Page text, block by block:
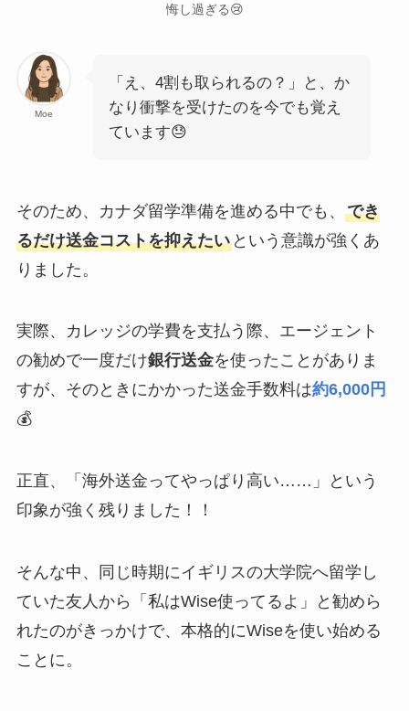
悔し過ぎる😢
Moe
「え、4割も取られるの？」と、か
なり衝撃を受けたのを今でも覚え
ています😓
そのため、カナダ留学準備を進める中でも、 でき
るだけ送金コストを抑えたいという意識が強くあ
りました。
実際、カレッジの学費を支払う際、エージェント
の勧めで一度だけ銀行送金を使ったことがありま
すが、そのときにかかった送金手数料は約6,000円
💰
正直、「海外送金ってやっぱり高い……」という
印象が強く残りました！！
そんな中、同じ時期にイギリスの大学院へ留学し
ていた友人から「私はWise使ってるよ」と勧めら
れたのがきっかけで、本格的にWiseを使い始める
ことに。